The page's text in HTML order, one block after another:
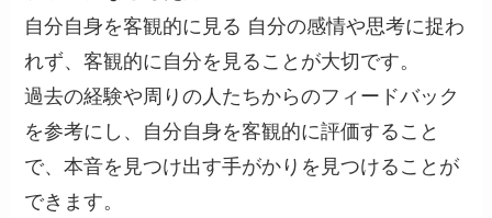
自分自身を客観的に見る 自分の感情や思考に捉わ
れず、客観的に自分を見ることが大切です。
過去の経験や周りの人たちからのフィードバック
を参考にし、自分自身を客観的に評価すること
で、本音を見つけ出す手がかりを見つけることが
できます。